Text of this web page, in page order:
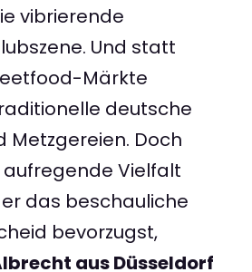
vibrierende
Und statt
Märkte
deutsche
Metzgereien. Doch
Vielfalt
das beschauliche
bevorzugst,
aus Düsseldorf